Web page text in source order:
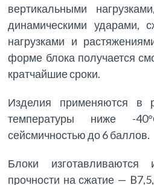
вертикальными
динамическими ударами,
нагрузками и
форме блока получается
кратчайшие сроки.
Изделия применяются в
температуры ниже -
сейсмичностью до 6 баллов.
Блоки
прочности на сжатие —